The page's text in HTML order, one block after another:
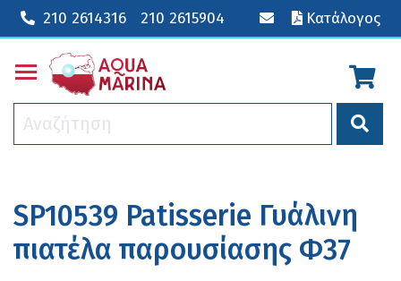
210 2614316 210 2615904 Κατάλογος
Toggle main menu visibility
SP10539 Patisserie Γυάλινη
πιατέλα παρουσίασης Φ37